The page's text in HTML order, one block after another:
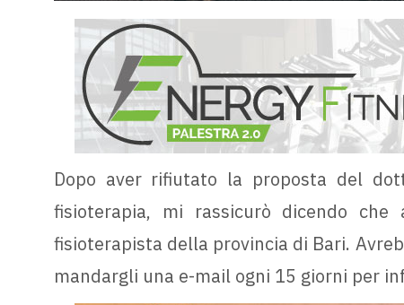
Dopo aver rifiutato la proposta del
fisioterapia, mi rassicurò dicendo
fisioterapista della provincia di Bari.
mandargli una e-mail ogni 15 giorni per